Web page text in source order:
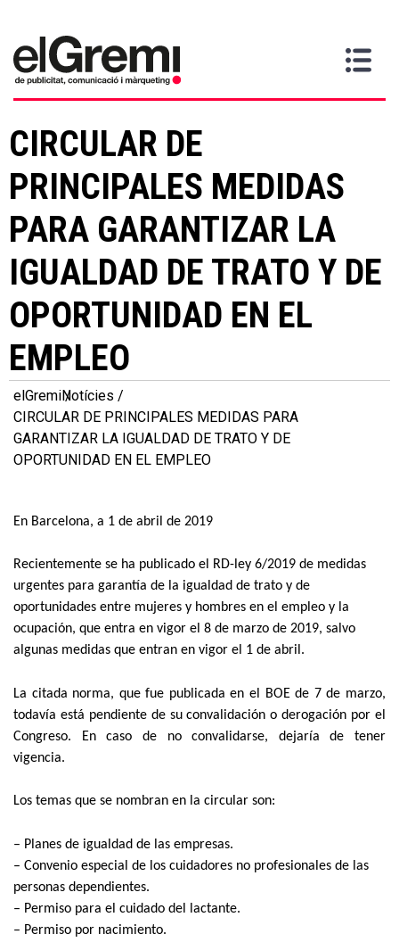
Inici
Gremi
>
Serveis
Contacta
CIRCULAR DE
PRINCIPALES MEDIDAS
PARA GARANTIZAR LA
IGUALDAD DE TRATO Y DE
OPORTUNIDAD EN EL
EMPLEO
elGremiNotícies
CIRCULAR DE PRINCIPALES MEDIDAS PARA
GARANTIZAR LA IGUALDAD DE TRATO Y DE
OPORTUNIDAD EN EL EMPLEO
En Barcelona, a 1 de abril de 2019
Recientemente se ha publicado el RD-ley 6/2019 de medidas
urgentes para garantía de la igualdad de trato y de
oportunidades entre mujeres y hombres en el empleo y la
ocupación, que entra en vigor el 8 de marzo de 2019, salvo
algunas medidas que entran en vigor el 1 de abril.
La citada norma, que fue publicada en el BOE de 7 de marzo,
todavía está pendiente de su convalidación o derogación por el
Congreso. En caso de no convalidarse, dejaría de tener
vigencia.
Los temas que se nombran en la circular son:
– Planes de igualdad de las empresas.
– Convenio especial de los cuidadores no profesionales de las
personas dependientes.
– Permiso para el cuidado del lactante.
– Permiso por nacimiento.